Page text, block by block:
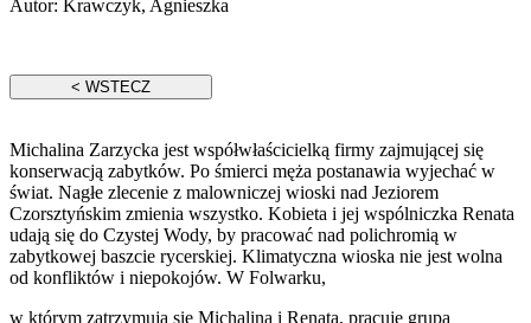
Autor: Krawczyk, Agnieszka
Michalina Zarzycka jest współwłaścicielką firmy zajmującej się
konserwacją zabytków. Po śmierci męża postanawia wyjechać w
świat. Nagłe zlecenie z malowniczej wioski nad Jeziorem
Czorsztyńskim zmienia wszystko. Kobieta i jej wspólniczka Renata
udają się do Czystej Wody, by pracować nad polichromią w
zabytkowej baszcie rycerskiej. Klimatyczna wioska nie jest wolna
od konfliktów i niepokojów. W Folwarku,
w którym zatrzymują się Michalina i Renata, pracuje grupa